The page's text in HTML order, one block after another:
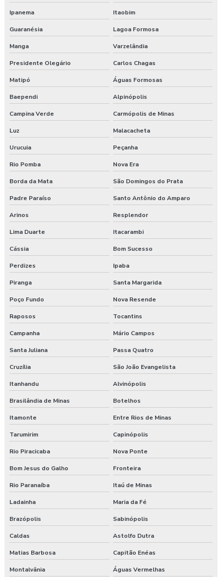
Ipanema Itaobim
Guaranésia Lagoa Formosa
Manga Varzelândia
Presidente Olegário Carlos Chagas
Matipó Águas Formosas
Baependi Alpinópolis
Campina Verde Carmópolis de Minas
Luz Malacacheta
Urucuia Peçanha
Rio Pomba Nova Era
Borda da Mata São Domingos do Prata
Padre Paraíso Santo Antônio do Amparo
Arinos Resplendor
Lima Duarte Itacarambi
Cássia Bom Sucesso
Perdizes Ipaba
Piranga Santa Margarida
Poço Fundo Nova Resende
Raposos Tocantins
Campanha Mário Campos
Santa Juliana Passa Quatro
Cruzília São João Evangelista
Itanhandu Alvinópolis
Brasilândia de Minas Botelhos
Itamonte Entre Rios de Minas
Tarumirim Capinópolis
Rio Piracicaba Nova Ponte
Bom Jesus do Galho Fronteira
Rio Paranaíba Itaú de Minas
Ladainha Maria da Fé
Brazópolis Sabinópolis
Caldas Astolfo Dutra
Matias Barbosa Capitão Enéas
Montalvânia Águas Vermelhas